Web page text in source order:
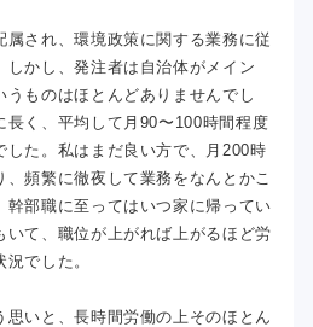
属され、環境政策に関する業務に従
しかし、発注者は自治体がメイン
ものはほとんどありませんでし
長く、平均して月90〜100時間程度
した。私はまだ良い方で、月200時
頻繁に徹夜して業務をなんとかこ
幹部職に至ってはいつ家に帰ってい
いて、職位が上がれば上がるほど労
でした。
思いと、長時間労働の上そのほとん